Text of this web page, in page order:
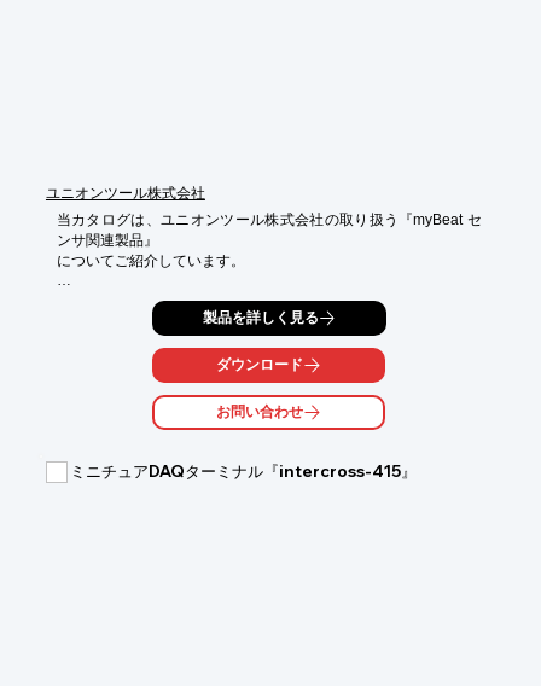
ータを管理できます。
使用方法などお気軽にお問い合わせください。
mybeat-sales@uniontool.co.jp
「イプロスを見た」とご連絡ください。
ユニオンツール株式会社
当カタログは、ユニオンツール株式会社の取り扱う『myBeat セ
ンサ関連製品』
についてご紹介しています。
心拍(波形・周期・数)・3軸加速度・体表温を測定できるウェアラ
心拍センサ「WHS-1」をはじめ、加速度モードを新たに搭載した
指定した項目の複数データを同時に表示できる心拍変動解析ソフ
「RRI Analyzer 2」などを掲載。
デモも可能ですのでお気軽にお問い合わせください。
製品を詳しく見る
ダウンロード
お問い合わせ
ミニチュアDAQターミナル『intercross-415』